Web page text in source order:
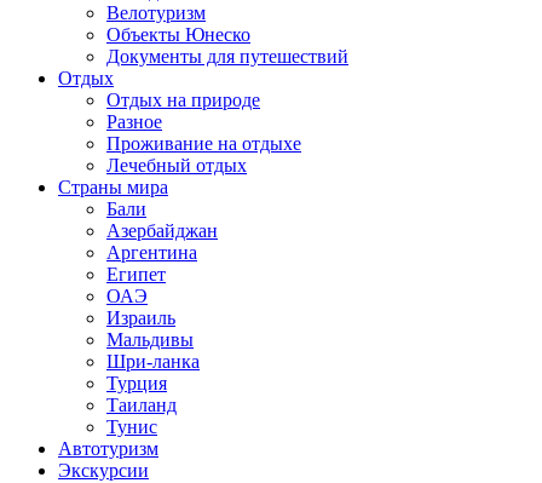
Велотуризм
Объекты Юнеско
Документы для путешествий
Отдых
Отдых на природе
Разное
Проживание на отдыхе
Лечебный отдых
Страны мира
Бали
Азербайджан
Аргентина
Египет
ОАЭ
Израиль
Мальдивы
Шри-ланка
Турция
Таиланд
Тунис
Автотуризм
Экскурсии